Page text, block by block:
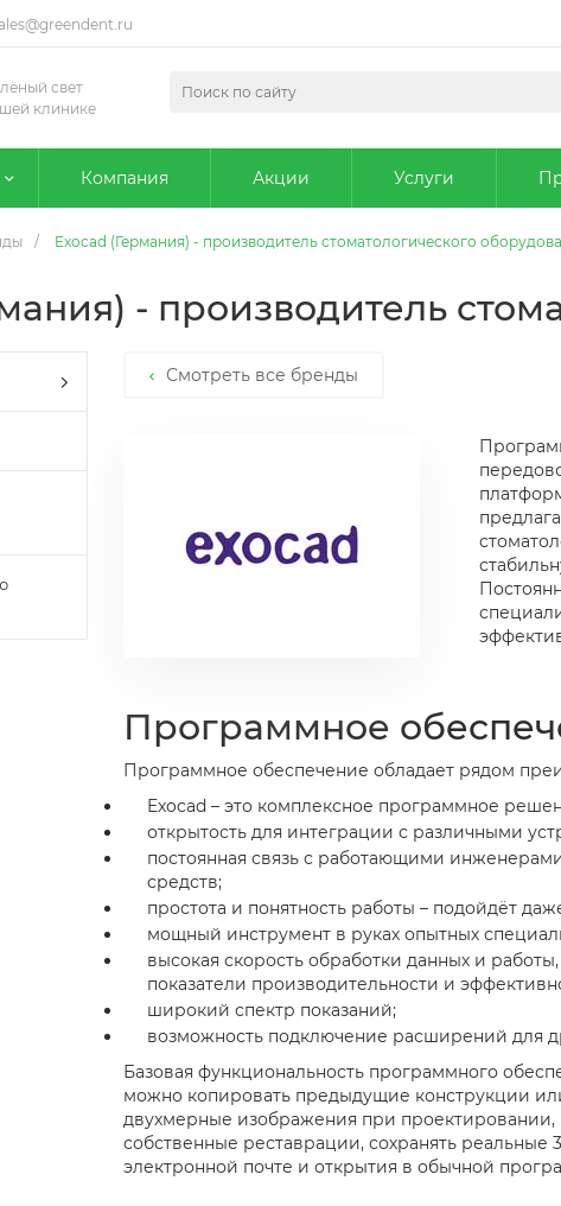
свет
клинике
Компания Акции Услуги
/ Exocad (Германия) - производитель стоматологического
- производитель
Смотреть все бренды
Программное
Программное обеспечение обладает рядом
Exocad – это комплексное программное
открытость для интеграции с различными
постоянная связь с работающими
средств;
простота и понятность работы – подойдёт
мощный инструмент в руках опытных
высокая скорость обработки данных и
показатели производительности и
широкий спектр показаний;
возможность подключение расширений для
Базовая функциональность программного
можно копировать предыдущие конструкции
двухмерные изображения при
собственные реставрации, сохранять
электронной почте и открытия в обычной